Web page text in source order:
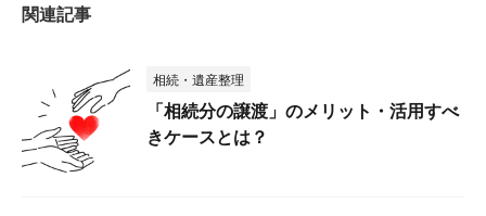
関連記事
相続・遺産整理
「相続分の譲渡」のメリット・活用すべ
きケースとは？